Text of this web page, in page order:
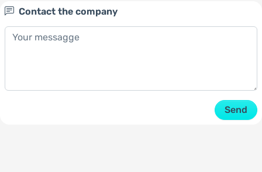
Contact the company
Send